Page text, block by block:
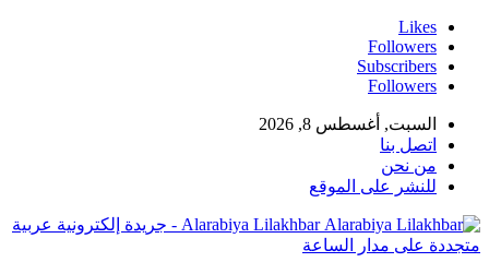
Likes
Followers
Subscribers
Followers
السبت, أغسطس 8, 2026
اتصل بنا
من نحن
للنشر على الموقع
Alarabiya Lilakhbar - جريدة إلكترونية عربية
متجددة على مدار الساعة